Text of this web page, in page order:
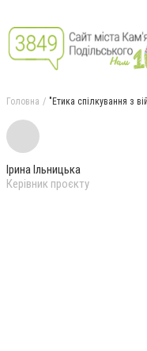
Головна "Етика спілкування з
Ірина Ільницька
Керівник проєкту